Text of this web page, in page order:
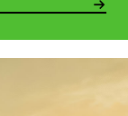
wirklich
tiefer
in